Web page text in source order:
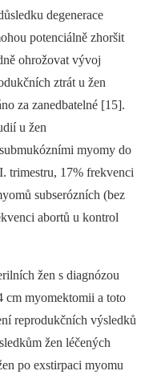
degenerace
potenciálně zhoršit
ohrožovat vývoj
ztrát u žen
za zanedbatelné [15].
u žen
myomy do
trimestru, 17% frekvenci
subserózních (bez
abortů u kontrol
žen s diagnózou
cm myomektomii a toto
reprodukčních výsledků
žen léčených
po exstirpaci myomu